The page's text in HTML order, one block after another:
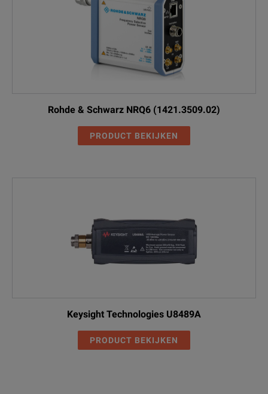
Rohde & Schwarz NRQ6 (1421.3509.02)
PRODUCT BEKIJKEN
Keysight Technologies U8489A
PRODUCT BEKIJKEN